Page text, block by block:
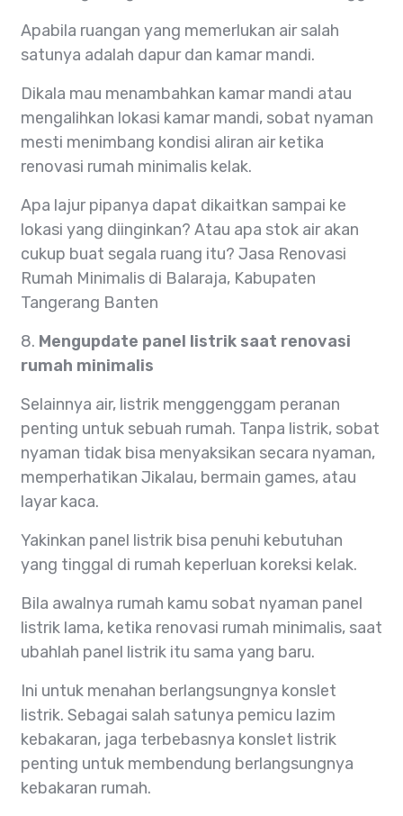
Apabila ruangan yang memerlukan air salah
satunya adalah dapur dan kamar mandi.
Dikala mau menambahkan kamar mandi atau
mengalihkan lokasi kamar mandi, sobat nyaman
mesti menimbang kondisi aliran air ketika
renovasi rumah minimalis kelak.
Apa lajur pipanya dapat dikaitkan sampai ke
lokasi yang diinginkan? Atau apa stok air akan
cukup buat segala ruang itu? Jasa Renovasi
Rumah Minimalis di Balaraja, Kabupaten
Tangerang Banten
8. Mengupdate panel listrik saat renovasi
rumah minimalis
Selainnya air, listrik menggenggam peranan
penting untuk sebuah rumah. Tanpa listrik, sobat
nyaman tidak bisa menyaksikan secara nyaman,
memperhatikan Jikalau, bermain games, atau
layar kaca.
Yakinkan panel listrik bisa penuhi kebutuhan
yang tinggal di rumah keperluan koreksi kelak.
Bila awalnya rumah kamu sobat nyaman panel
listrik lama, ketika renovasi rumah minimalis, saat
ubahlah panel listrik itu sama yang baru.
Ini untuk menahan berlangsungnya konslet
listrik. Sebagai salah satunya pemicu lazim
kebakaran, jaga terbebasnya konslet listrik
penting untuk membendung berlangsungnya
kebakaran rumah.